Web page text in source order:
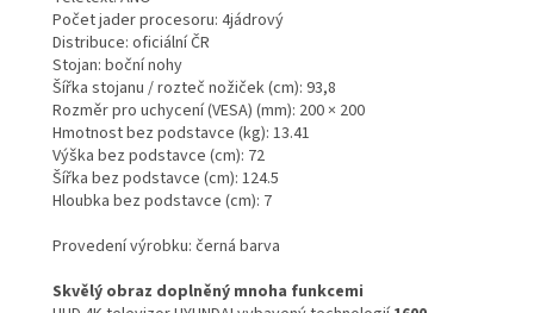
Počet jader procesoru: 4jádrový
Distribuce: oficiální ČR
Stojan: boční nohy
Šířka stojanu / rozteč nožiček (cm): 93,8
Rozměr pro uchycení (VESA) (mm): 200 × 200
Hmotnost bez podstavce (kg): 13.41
Výška bez podstavce (cm): 72
Šířka bez podstavce (cm): 124.5
Hloubka bez podstavce (cm): 7
Provedení výrobku: černá barva
Skvělý obraz doplněný mnoha funkcemi